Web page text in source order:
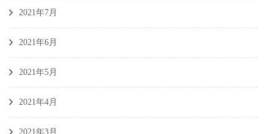
2021年7月
2021年6月
2021年5月
2021年4月
2021年3月